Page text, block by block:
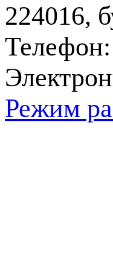
224016,
Телефон:
Режим